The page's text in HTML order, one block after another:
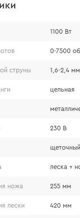
вращение
покоса
420 мм.
1100 Вт
0-7500
струны 1,6-2,4 мм
цельная
230 В
щеточный
леска +
ножа 255 мм
лески 420 мм